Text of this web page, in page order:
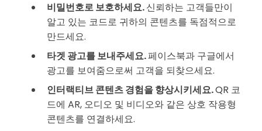
비밀번호로 보호하세요.신뢰하는 고객들만이
알고 있는 코드로 귀하의 콘텐츠를 독점적으로
만드세요.
타겟 광고를 보내주세요.페이스북과 구글에서
광고를 보여줌으로써 고객을 되찾으세요.
인터랙티브 콘텐츠 경험을 향상시키세요.QR 코
드에 AR, 오디오 및 비디오와 같은 상호 작용형
콘텐츠를 연결하세요.